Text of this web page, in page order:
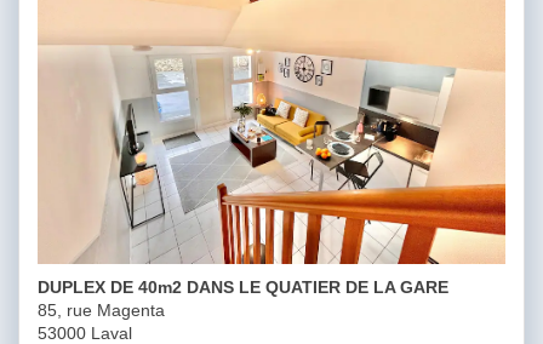
DUPLEX DE 40m2 DANS LE QUATIER DE LA GARE
85, rue Magenta
53000 Laval